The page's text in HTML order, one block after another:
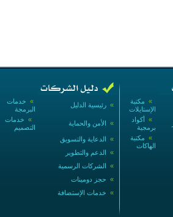
» خدمات
البرمجة
» رئيسية الدليل
» خدمات
التصميم
» الأمن والحماية
» الدعاية والتسويق
» الدعم والتطوير
» الشركات الرسمية
» حجز دومينات
» خدمات الإستضافة
» مكتبة
الإستايلات
» أكواد
برمجية
» مكتبة
الهاكات